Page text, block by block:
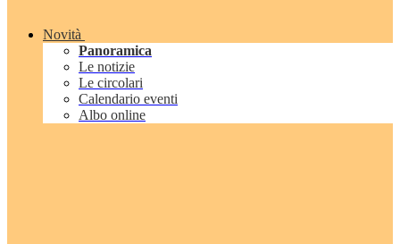
Novità
Panoramica
Le notizie
Le circolari
Calendario eventi
Albo online